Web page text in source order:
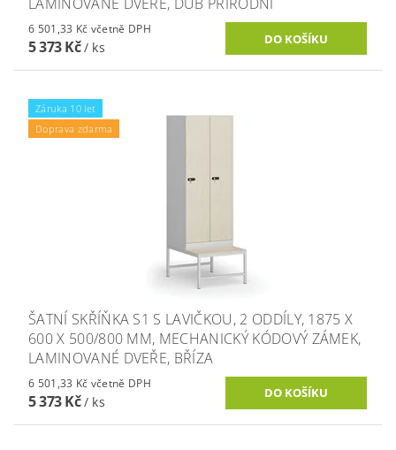
6 501,33 Kč včetně DPH
5 373 Kč/ ks
Záruka 10 let
Doprava zdarma
ŠATNÍ SKŘÍŇKA S1 S LAVIČKOU, 2 ODDÍLY, 1875 X
600 X 500/800 MM, MECHANICKÝ KÓDOVÝ ZÁMEK,
LAMINOVANÉ DVEŘE, BŘÍZA
6 501,33 Kč včetně DPH
5 373 Kč/ ks